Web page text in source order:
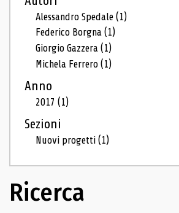
Alessandro Spedale(1)
Federico Borgna(1)
Giorgio Gazzera(1)
Michela Ferrero(1)
Anno
2017(1)
Sezioni
Nuovi progetti(1)
Ricerca